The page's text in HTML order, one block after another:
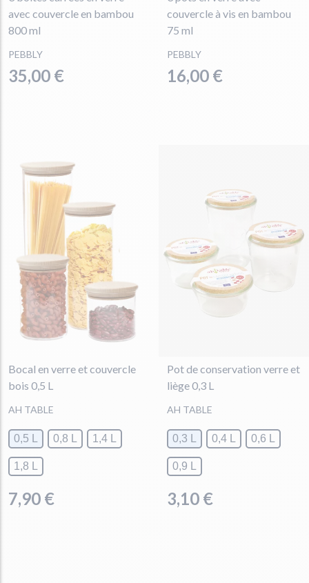
avec couvercle en bambou
800 ml
PEBBLY
35,00 €
couvercle à vis en bambou
75 ml
PEBBLY
16,00 €
Bocal en verre et couvercle
bois 0,5 L
AH TABLE
0,5 L 0,8 L 1,4 L
1,8 L
7,90 €
Pot de conservation verre et
liège 0,3 L
AH TABLE
0,3 L 0,4 L 0,6 L
0,9 L
3,10 €